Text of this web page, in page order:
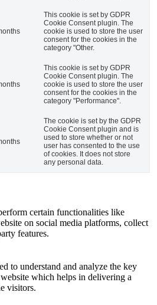
This cookie is set by GDPR
Cookie Consent plugin. The
cookie is used to store the user
consent for the cookies in the
category "Other.
This cookie is set by GDPR
Cookie Consent plugin. The
cookie is used to store the user
consent for the cookies in the
category "Performance".
The cookie is set by the GDPR
Cookie Consent plugin and is
used to store whether or not
user has consented to the use
of cookies. It does not store
any personal data.
certain functionalities like
on social media platforms, collect
features.
to understand and analyze the key
which helps in delivering a
visitors.